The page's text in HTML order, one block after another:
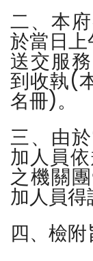
二、本
於當日
送交服
到收執(
名冊)。
三、由
加人員
之機關
加人員得
四、檢附